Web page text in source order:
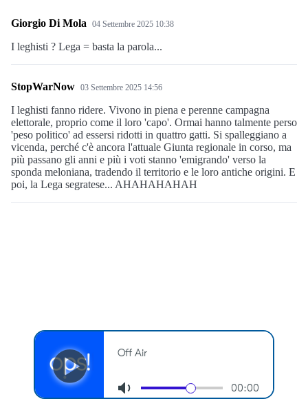
Giorgio Di Mola 04 Settembre 2025 10:38
I leghisti ? Lega = basta la parola...
StopWarNow 03 Settembre 2025 14:56
I leghisti fanno ridere. Vivono in piena e perenne campagna
elettorale, proprio come il loro 'capo'. Ormai hanno talmente perso
'peso politico' ad essersi ridotti in quattro gatti. Si spalleggiano a
vicenda, perché c'è ancora l'attuale Giunta regionale in corso, ma
più passano gli anni e più i voti stanno 'emigrando' verso la
sponda meloniana, tradendo il territorio e le loro antiche origini. E
poi, la Lega segratese... AHAHAHAHAH